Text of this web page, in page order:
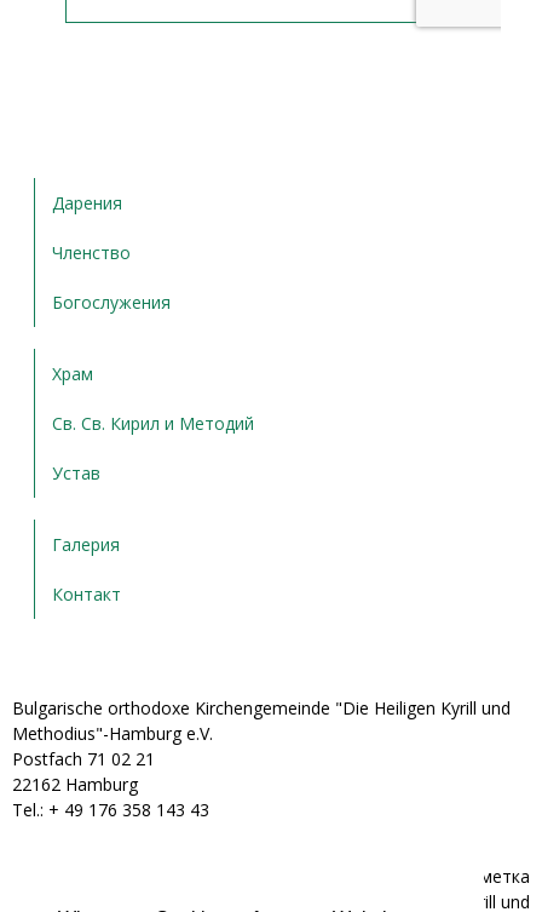
Дарения
Членство
Богослужения
Храм
Св. Св. Кирил и Методий
Устав
Галерия
Контакт
Bulgarische orthodoxe Kirchengemeinde "Die Heiligen Kyrill und
Methodius"-Hamburg e.V.
Postfach 71 02 21
22162 Hamburg
Tel.: + ‭49 176 358 143 43‬
Банкова сметка
Bulgarische orthodoxe Kirchengemeinde "Die Heiligen Kyrill und